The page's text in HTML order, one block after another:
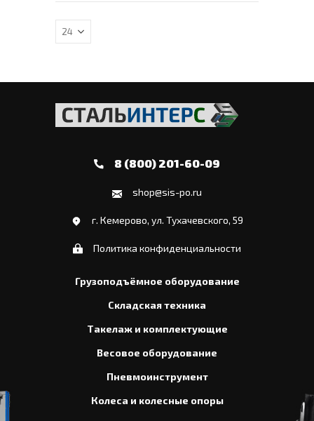
8 (800) 201-60-09
shop@sis-po.ru
г. Кемерово, ул. Тухачевского, 59
Политика конфиденциальности
Грузоподъёмное оборудование
Складская техника
Такелаж и комплектующие
Весовое оборудование
Пневмоинструмент
Колеса и колесные опоры